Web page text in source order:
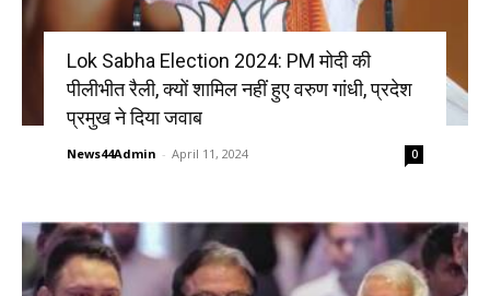
Lok Sabha Election 2024: PM मोदी की
पीलीभीत रैली, क्यों शामिल नहीं हुए वरुण गांधी, प्रदेश
प्रमुख ने दिया जवाब
News44Admin - April 11, 2024 0